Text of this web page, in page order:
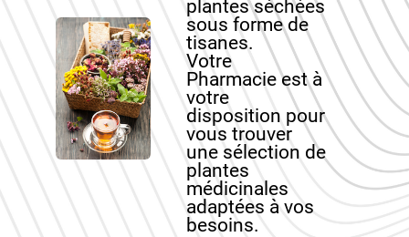
plantes séchées
sous forme de
tisanes.
Votre
Pharmacie est à
votre
disposition pour
vous trouver
une sélection de
plantes
médicinales
adaptées à vos
besoins.